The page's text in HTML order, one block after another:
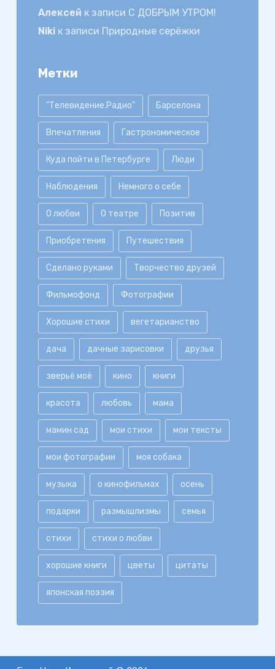
Алексей к записи С ДОБРЫМ УТРОМ!
Nikiк записи Природные серёжки
Метки
"Телевидение.Радио" Барселона
Впечатления Гастрономическое
Куда пойти в Петербурге Люди
Наблюдения Немного о себе
О любви О театре Позитив
Приобретения Путешествия
Сделано руками Творчество друзей
Фильмофонд Фотографии
Хорошие стихи вегетарианство
дача дачные зарисовки друзья
зверьё моё кино книги
красота любовь мама
мамин сад мои стихи мои тексты
мои фотографии моя собака
музыка о кинофильмах осень
подарки размышлизмы семья
стихи стихи о любви
хорошие книги цветы цитаты
японская поэзия